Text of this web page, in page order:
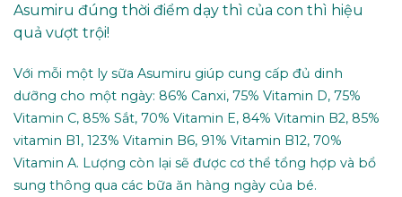
Asumiru đúng thời điểm dạy thì của con thì hiệu
quả vượt trội!
Với mỗi một ly sữa Asumiru giúp cung cấp đủ dinh
dưỡng cho một ngày: 86% Canxi, 75% Vitamin D, 75%
Vitamin C, 85% Sắt, 70% Vitamin E, 84% Vitamin B2, 85%
vitamin B1, 123% Vitamin B6, 91% Vitamin B12, 70%
Vitamin A. Lượng còn lại sẽ được cơ thể tổng hợp và bổ
sung thông qua các bữa ăn hàng ngày của bé.